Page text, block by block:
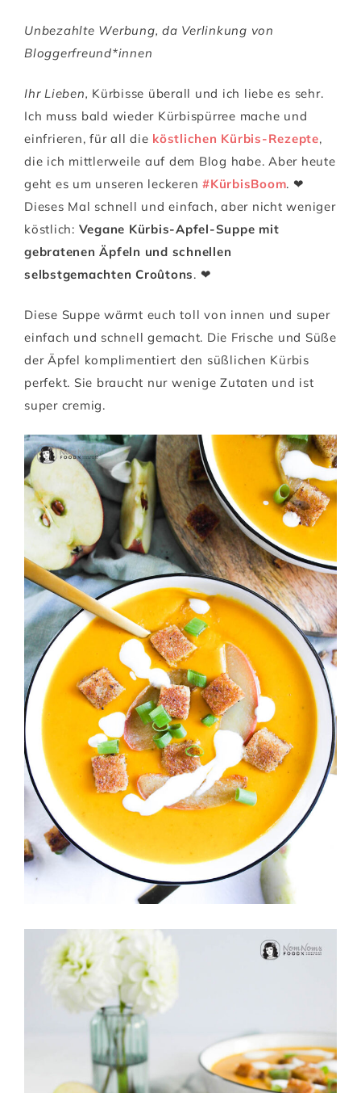
Unbezahlte Werbung, da Verlinkung von
Bloggerfreund*innen
Ihr Lieben, Kürbisse überall und ich liebe es sehr.
Ich muss bald wieder Kürbispürree mache und
einfrieren, für all die köstlichen Kürbis-Rezepte,
die ich mittlerweile auf dem Blog habe. Aber heute
geht es um unseren leckeren #KürbisBoom. ❤
Dieses Mal schnell und einfach, aber nicht weniger
köstlich: Vegane Kürbis-Apfel-Suppe mit
gebratenen Äpfeln und schnellen
selbstgemachten Croûtons. ❤
Diese Suppe wärmt euch toll von innen und super
einfach und schnell gemacht. Die Frische und Süße
der Äpfel komplimentiert den süßlichen Kürbis
perfekt. Sie braucht nur wenige Zutaten und ist
super cremig.